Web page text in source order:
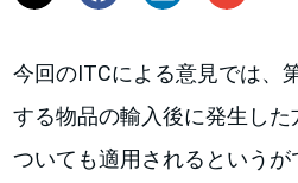
今回のITCによる意見では、
する物品の輸入後に発生し
ついても適用されるという